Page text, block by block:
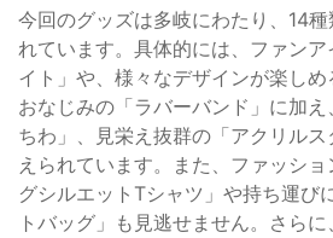
今回のグッズは多岐にわたり、14
れています。具体的には、ファン
イト」や、様々なデザインが楽しめ
おなじみの「ラバーバンド」に加え
ちわ」、見栄え抜群の「アクリル
えられています。また、ファッシ
グシルエットTシャツ」や持ち運び
トバッグ」も見逃せません。さら